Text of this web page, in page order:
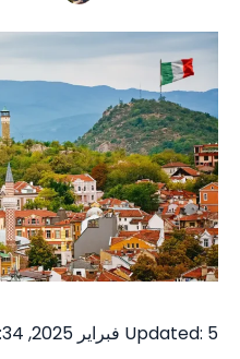
Updated: 5 فبراير 2025, 01:34 مساءً